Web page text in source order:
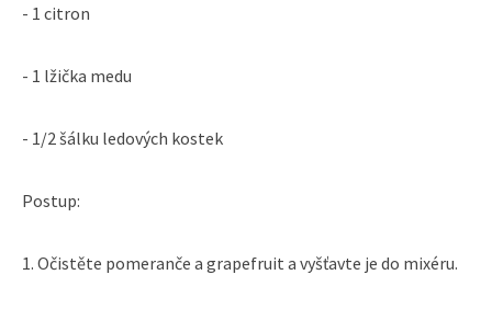
- 1 citron
- 1 lžička medu
- 1/2 šálku ledových kostek
Postup:
1. Očistěte pomeranče a grapefruit a vyšťavte je do mixéru.